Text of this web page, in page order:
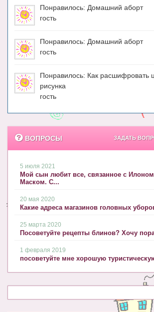
Понравилось: Домашний аборт
гость
Понравилось: Домашний аборт
гость
Понравилось: Как расшифровать
рисунка
гость
ВОПРОСЫ ЗАДАТЬ
5 июля 2021
Мой сын любит все, связанное с Илоном
Маском. С...
20 мая 2020
Какие адреса магазинов головных
25 марта 2020
Посоветуйте рецепты блинов? Хочу
1 февраля 2019
посоветуйте мне хорошую